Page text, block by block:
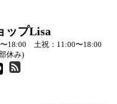
ップLisa
18:00 土祝：11:00〜18:00
休み)